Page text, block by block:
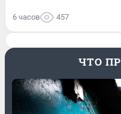
6 часов 457
ЧТО